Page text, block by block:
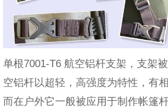
单根7001-T6 航空铝杆支架，支架
空铝杆以超轻，高强度为特性，有
而在户外它一般被应用于制作帐篷